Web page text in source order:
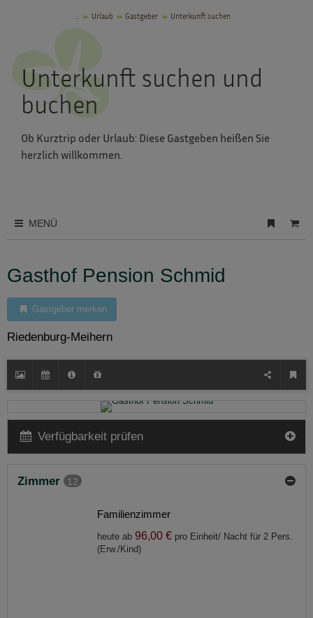
Urlaub Gastgeber Unterkunft suchen
Unterkunft suchen und
buchen
Ob Kurztrip oder Urlaub: Diese Gastgeben heißen Sie
herzlich willkommen.
MENÜ
Gasthof Pension Schmid
Gastgeber merken
Riedenburg-Meihern
Verfügbarkeit prüfen
Zimmer 12
Familienzimmer
heute ab 96,00 € pro Einheit/ Nacht für 2 Pers.
(Erw./Kind)